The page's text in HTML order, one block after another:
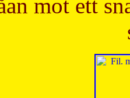
mot ett